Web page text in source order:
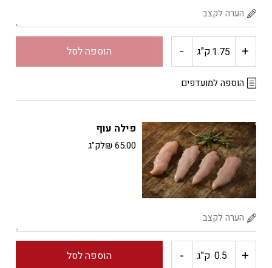
+ כמות
של
שלם
טרי
ק"ג - הוספה לסל
הוספה למועדפים
פילה עוף
₪65.00 לק"ג
+ כמות ק"ג - הוספה לסל